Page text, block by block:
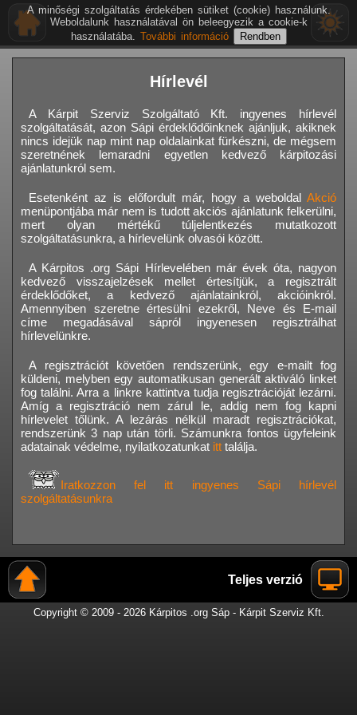
Hírlevél
A Kárpit Szerviz Szolgáltató Kft. ingyenes hírlevél
szolgáltatását, azon Sápi érdeklődőinknek ajánljuk, akiknek
nincs idejük nap mint nap oldalainkat fürkészni, de mégsem
szeretnének lemaradni egyetlen kedvező kárpitozási
ajánlatunkról sem.
Esetenként az is előfordult már, hogy a weboldal Akció
menüpontjába már nem is tudott akciós ajánlatunk felkerülni,
mert olyan mértékű túljelentkezés mutatkozott
szolgáltatásunkra, a hírlevelünk olvasói között.
A Kárpitos .org Sápi Hírlevelében már évek óta, nagyon
kedvező visszajelzések mellet értesítjük, a regisztrált
érdeklődőket, a kedvező ajánlatainkról, akcióinkról.
Amennyiben szeretne értesülni ezekről, Neve és E-mail
címe megadásával sápról ingyenesen regisztrálhat
hírlevelünkre.
A regisztrációt követően rendszerünk, egy e-mailt fog
küldeni, melyben egy automatikusan generált aktiváló linket
fog találni. Arra a linkre kattintva tudja regisztrációját lezárni.
Amíg a regisztráció nem zárul le, addig nem fog kapni
hírlevelet tőlünk. A lezárás nélkül maradt regisztrációkat,
rendszerünk 3 nap után törli. Számunkra fontos ügyfeleink
adatainak védelme, nyilatkozatunkat itt találja.
Iratkozzon fel itt ingyenes Sápi hírlevél
szolgáltatásunkra
Teljes verzió
Copyright © 2009 - 2026 Kárpitos .org Sáp - Kárpit Szerviz Kft.
A minőségi szolgáltatás érdekében sütiket (cookie) használunk.
Weboldalunk használatával ön beleegyezik a cookie-k
használatába. További információ